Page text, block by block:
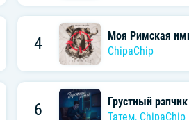
4
Моя Римская
ChipaChip
6
Грустный рэпчик
Татем, ChipaChip